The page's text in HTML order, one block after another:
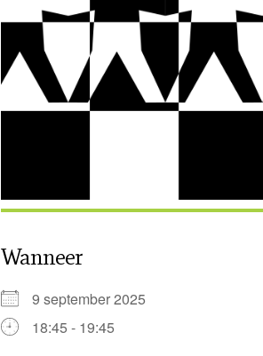
Wanneer
9 september 2025
18:45 - 19:45